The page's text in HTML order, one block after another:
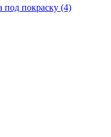
под покраску (4)